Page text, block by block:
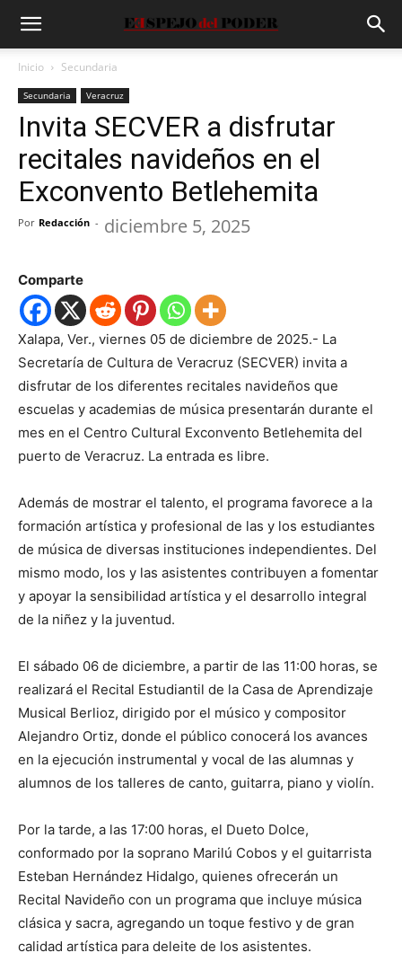
Inicio Secundaria
Secundaria Veracruz
Invita SECVER a disfrutar
recitales navideños en el
Exconvento Betlehemita
Por Redacción - diciembre 5, 2025
Comparte
Xalapa, Ver., viernes 05 de diciembre de 2025.- La
Secretaría de Cultura de Veracruz (SECVER) invita a
disfrutar de los diferentes recitales navideños que
escuelas y academias de música presentarán durante el
mes en el Centro Cultural Exconvento Betlehemita del
puerto de Veracruz. La entrada es libre.
Además de mostrar el talento, el programa favorece a la
formación artística y profesional de las y los estudiantes
de música de diversas instituciones independientes. Del
mismo modo, los y las asistentes contribuyen a fomentar
y apoyar la sensibilidad artística y el desarrollo integral
de la niñez y la juventud.
El sábado 06 de diciembre, a partir de las 11:00 horas, se
realizará el Recital Estudiantil de la Casa de Aprendizaje
Musical Berlioz, dirigido por el músico y compositor
Alejandro Ortiz, donde el público conocerá los avances
en la ejecución instrumental y vocal de las alumnas y
alumnos de los talleres de canto, guitarra, piano y violín.
Por la tarde, a las 17:00 horas, el Dueto Dolce,
conformado por la soprano Marilú Cobos y el guitarrista
Esteban Hernández Hidalgo, quienes ofrecerán un
Recital Navideño con un programa que incluye música
clásica y sacra, agregando un toque festivo y de gran
calidad artística para deleite de los asistentes.